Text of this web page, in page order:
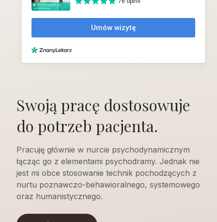
Swoją pracę dostosowuje
do potrzeb pacjenta.
Pracuję głównie w nurcie psychodynamicznym
łącząc go z elementami psychodramy. Jednak nie
jest mi obce stosowanie technik pochodzących z
nurtu poznawczo-behawioralnego, systemowego
oraz humanistycznego.